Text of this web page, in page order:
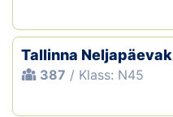
Tallinna Neljapäevak
387 / Klass: N45